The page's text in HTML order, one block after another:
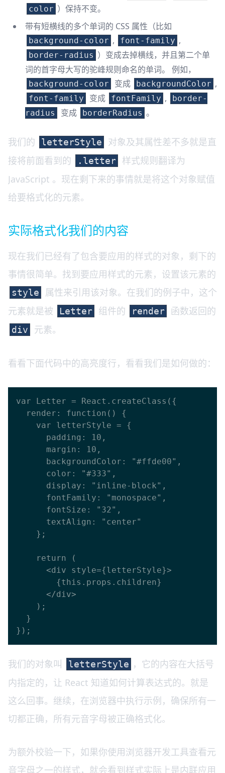
color ）保持不变。
带有短横线的多个单词的 CSS 属性（比如
background-color , font-family ,
border-radius ）变成去掉横线，并且第二个单
词的首字母大写的驼峰规则命名的单词。 例如，
background-color 变成 backgroundColor ,
font-family 变成 fontFamily ,
border-
radius
变成 borderRadius 。
我们的 letterStyle
对象及其属性差不多就是直
接将前面看到的
.letter
样式规则翻译为
JavaScript 。现在剩下来的事情就是将这个对象赋值
给要格式化的元素。
实际格式化我们的内容
现在我们已经有了包含要应用的样式的对象，剩下的
事情很简单。找到要应用样式的元素，设置该元素的
style
属性来引用该对象。在我们的例子中，这个
元素就是被
Letter 组件的 render 函数返回的
div 元素。
看看下面代码中的高亮度行，看看我们是如何做的：
var Letter = React.createClass({
我们的对象叫 letterStyle ，它的内容在大括号
内指定的，让 React 知道如何计算表达式的。就是
这么回事。继续，在浏览器中执行示例，确保所有一
切都正确，所有元音字母被正确格式化。
为额外校验一下，如果你使用浏览器开发工具查看元
音字母之一的样式，就会看到样式实际上是内联应用